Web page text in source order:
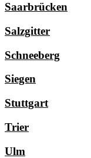
Saarbrücken
Salzgitter
Schneeberg
Siegen
Stuttgart
Trier
Ulm